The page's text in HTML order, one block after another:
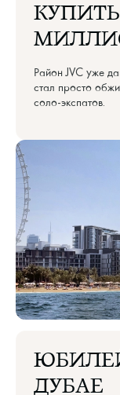
КУПИТЬ
Район JVC уже
стал просто
соло-экспатов.
ДУБАЕ